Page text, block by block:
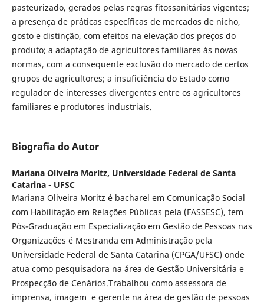
pasteurizado, gerados pelas regras fitossanitárias vigentes;
a presença de práticas específicas de mercados de nicho,
gosto e distinção, com efeitos na elevação dos preços do
produto; a adaptação de agricultores familiares às novas
normas, com a consequente exclusão do mercado de certos
grupos de agricultores; a insuficiência do Estado como
regulador de interesses divergentes entre os agricultores
familiares e produtores industriais.
Biografia do Autor
Mariana Oliveira Moritz, Universidade Federal de Santa
Catarina - UFSC
Mariana Oliveira Moritz é bacharel em Comunicação Social
com Habilitação em Relações Públicas pela (FASSESC), tem
Pós-Graduação em Especialização em Gestão de Pessoas nas
Organizações é Mestranda em Administração pela
Universidade Federal de Santa Catarina (CPGA/UFSC) onde
atua como pesquisadora na área de Gestão Universitária e
Prospecção de Cenários.Trabalhou como assessora de
imprensa, imagem e gerente na área de gestão de pessoas